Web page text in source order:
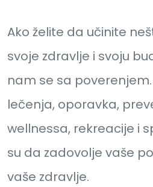
Ako želite da učinite
svoje zdravlje i svoju
nam se sa
lečenja, oporavka,
wellnessa, rekreacije i
su da zadovolje vaše
vaše zdravlje.